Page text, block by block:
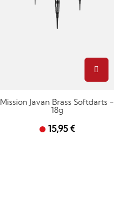
Mission Javan Brass Softdarts -
18g
15,95 €